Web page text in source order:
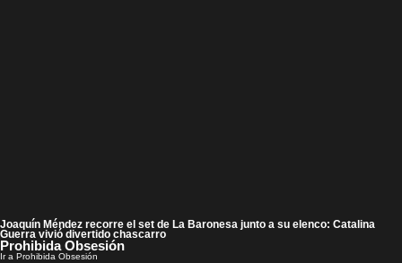
Joaquín Méndez recorre el set de La Baronesa junto a su elenco: Catalina
Guerra vivió divertido chascarro
Prohibida Obsesión
Ir a Prohibida Obsesión